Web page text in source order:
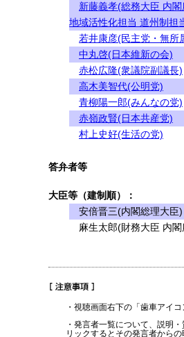
新藤義孝(総務大臣 内
地域活性化担当 道州制担
若井康彦(民主党・無所
中丸啓(日本維新の会)
赤松広隆(衆議院副議長)
高木美智代(公明党)
青柳陽一郎(みんなの党)
赤嶺政賢(日本共産党)
村上史好(生活の党)
答弁者等
大臣等（建制順）：
安倍晋三(内閣総理大臣)
麻生太郎(財務大臣 内閣
・視聴画面右下の「歯車アイ
・発言者一覧について、説明
リックするとその発言者からの